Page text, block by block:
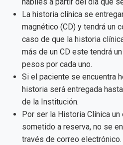
hábiles a partir del día que
La historia clínica se
magnético (CD) y tendrá un
caso de que la historia
más de un CD este tendrá
pesos por cada uno.
Si el paciente se encuentra
historia será entregada
de la Institución.
Por ser la Historia Clínica
sometido a reserva, no se
través de correo electrónico.